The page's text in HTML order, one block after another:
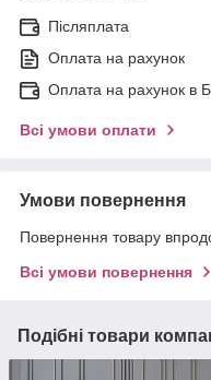
Післяплата
Оплата на рахунок
Оплата на рахунок в
Всі умови оплати
Умови повернення
Повернення товару
Всі умови повернення
Подібні товари